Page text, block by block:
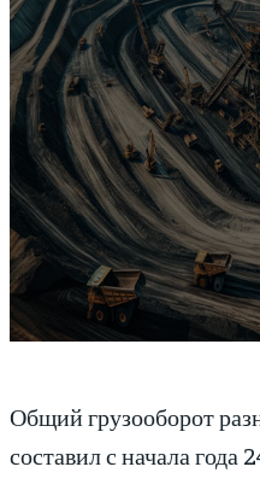
Общий грузооборот
составил с начала года